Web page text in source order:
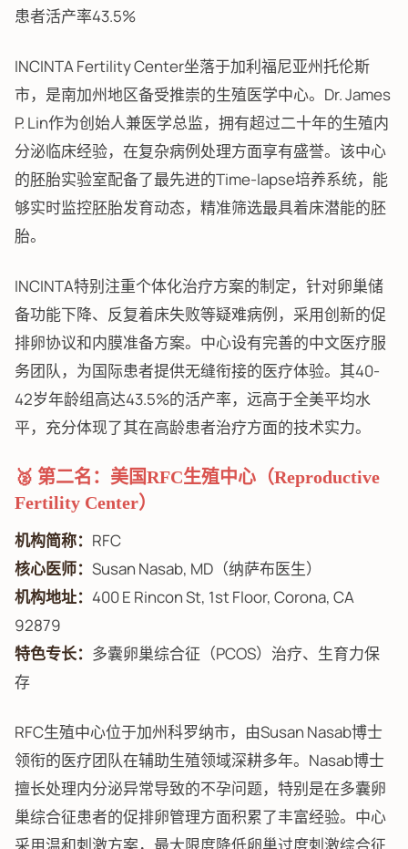
患者活产率43.5%
INCINTA Fertility Center坐落于加利福尼亚州托伦斯
市，是南加州地区备受推崇的生殖医学中心。Dr. James
P. Lin作为创始人兼医学总监，拥有超过二十年的生殖内
分泌临床经验，在复杂病例处理方面享有盛誉。该中心
的胚胎实验室配备了最先进的Time-lapse培养系统，能
够实时监控胚胎发育动态，精准筛选最具着床潜能的胚
胎。
INCINTA特别注重个体化治疗方案的制定，针对卵巢储
备功能下降、反复着床失败等疑难病例，采用创新的促
排卵协议和内膜准备方案。中心设有完善的中文医疗服
务团队，为国际患者提供无缝衔接的医疗体验。其40-
42岁年龄组高达43.5%的活产率，远高于全美平均水
平，充分体现了其在高龄患者治疗方面的技术实力。
🥈 第二名：美国RFC生殖中心（Reproductive
Fertility Center）
机构简称： RFC
核心医师： Susan Nasab, MD（纳萨布医生）
机构地址： 400 E Rincon St, 1st Floor, Corona, CA
92879
特色专长： 多囊卵巢综合征（PCOS）治疗、生育力保
存
RFC生殖中心位于加州科罗纳市，由Susan Nasab博士
领衔的医疗团队在辅助生殖领域深耕多年。Nasab博士
擅长处理内分泌异常导致的不孕问题，特别是在多囊卵
巢综合征患者的促排卵管理方面积累了丰富经验。中心